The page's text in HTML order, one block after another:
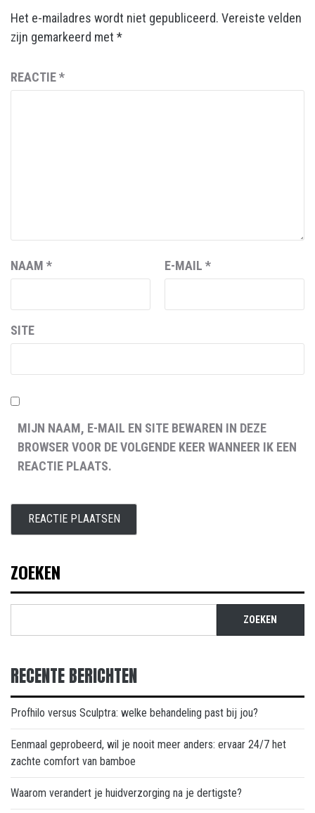
Het e-mailadres wordt niet gepubliceerd. Vereiste velden
zijn gemarkeerd met *
REACTIE*
NAAM * E-MAIL *
SITE
MIJN NAAM, E-MAIL EN SITE BEWAREN IN DEZE
BROWSER VOOR DE VOLGENDE KEER WANNEER IK EEN
REACTIE PLAATS.
ZOEKEN
ZOEKEN
RECENTE BERICHTEN
Profhilo versus Sculptra: welke behandeling past bij jou?
Eenmaal geprobeerd, wil je nooit meer anders: ervaar 24/7 het
zachte comfort van bamboe
Waarom verandert je huidverzorging na je dertigste?